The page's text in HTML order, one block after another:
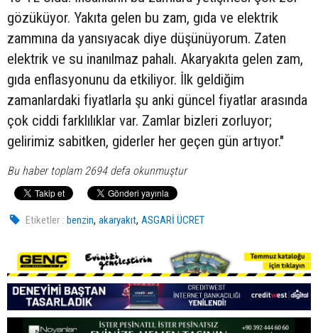
gözüküyor. Yakıta gelen bu zam, gıda ve elektrik
zammına da yansıyacak diye düşünüyorum. Zaten
elektrik ve su inanılmaz pahalı. Akaryakıta gelen zam,
gıda enflasyonunu da etkiliyor. İlk geldiğim
zamanlardaki fiyatlarla şu anki güncel fiyatlar arasında
çok ciddi farklılıklar var. Zamlar bizleri zorluyor;
gelirimiz sabitken, giderler her geçen gün artıyor."
Bu haber toplam 2694 defa okunmuştur
Etiketler : benzin,akaryakıt,ASGARİ ÜCRET